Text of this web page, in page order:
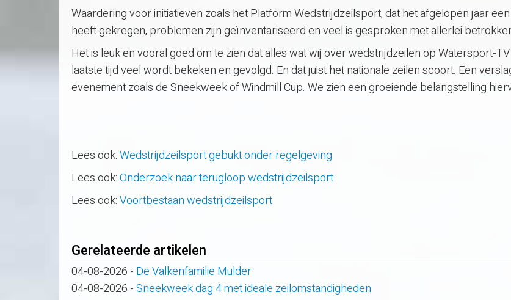
Waardering voor initiatieven zoals het Platform Wedstrijdzeilsport, dat het afgelopen jaar
heeft gekregen, problemen zijn geïnventariseerd en veel is gesproken met allerlei
Het is leuk en vooral goed om te zien dat alles wat wij over wedstrijdzeilen op Watersport-
laatste tijd veel wordt bekeken en gevolgd. En dat juist het nationale zeilen scoort. Een
evenement zoals de Sneekweek of Windmill Cup. We zien een groeiende belangstelling
Lees ook:Wedstrijdzeilsport gebukt onder regelgeving
Lees ook:Onderzoek naar terugloop wedstrijdzeilsport
Lees ook:Voortbestaan wedstrijdzeilsport
Gerelateerde artikelen
04-08-2026 - De Valkenfamilie Mulder
04-08-2026 -Sneekweek dag 4 met ideale zeilomstandigheden